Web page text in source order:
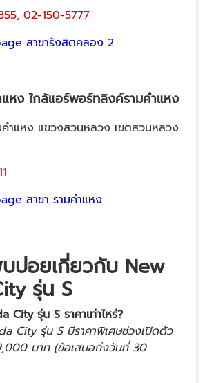
, 02-150-5777
สาขารังสิตคลอง 2
แหง ใกล้แอร์พอร์ทลิงค์รามคำแหง
คำแหง แขวงสวนหลวง เขตสวนหลวง
สาขา รามคำแหง
บ่อยเกี่ยวกับ New
รุ่น S
City รุ่น S ราคาเท่าไหร่?
City รุ่น S มีราคาพิเศษช่วงเปิดตัว
บาท (ข้อเสนอถึงวันที่ 30